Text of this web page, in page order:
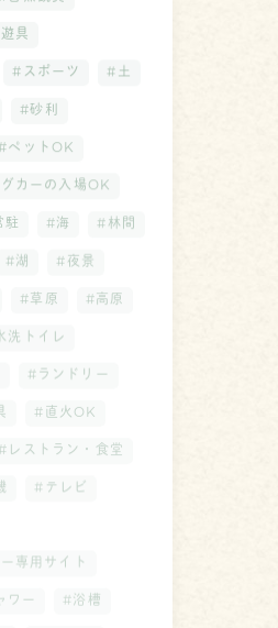
具
#スポーツ #土
#砂利
#ペットOK
カーの入場OK
駐 #海 #林間
#湖 #夜景
#草原 #高原
洗トイレ
#ランドリー
#直火OK
#レストラン・食堂
#テレビ
専用サイト
ワー #浴槽